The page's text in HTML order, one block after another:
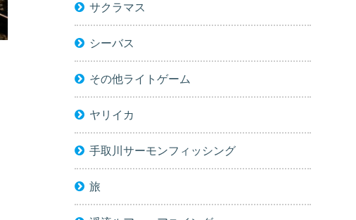
サクラマス
シーバス
その他ライトゲーム
ヤリイカ
手取川サーモンフィッシング
旅